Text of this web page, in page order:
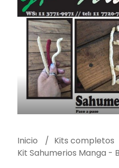
Inicio
Kits completos
Kit Sahumerios Manga -